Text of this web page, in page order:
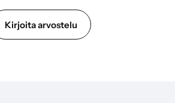
Kirjoita arvostelu